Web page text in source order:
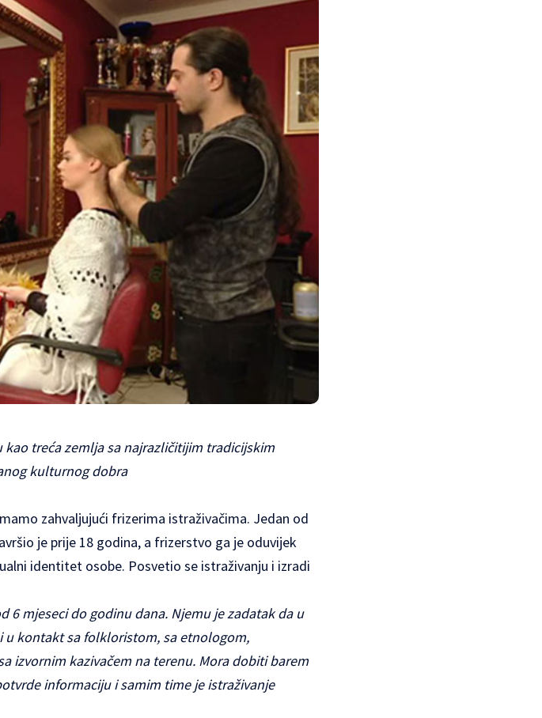
treća zemlja sa najrazličitijim tradicijskim
kulturnog dobra
zahvaljujući frizerima istraživačima. Jedan od
je prije 18 godina, a frizerstvo ga je oduvijek
identitet osobe. Posvetio se istraživanju i izradi
6 mjeseci do godinu dana. Njemu je zadatak da u
kontakt sa folkloristom, sa etnologom,
izvornim kazivačem na terenu. Mora dobiti barem
informaciju i samim time je istraživanje